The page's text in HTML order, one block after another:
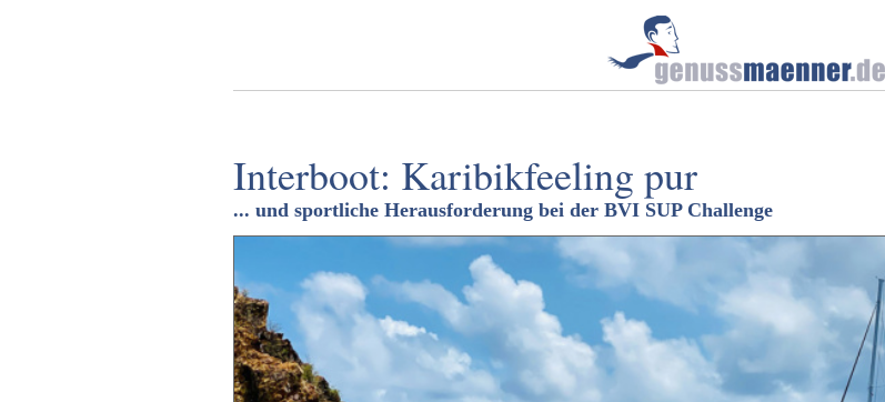
Interboot: Karibikfeeling pur
... und sportliche Herausforderung bei der BVI SUP Challenge